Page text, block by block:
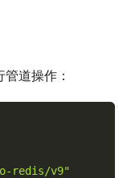
道操作：
redis/v9"